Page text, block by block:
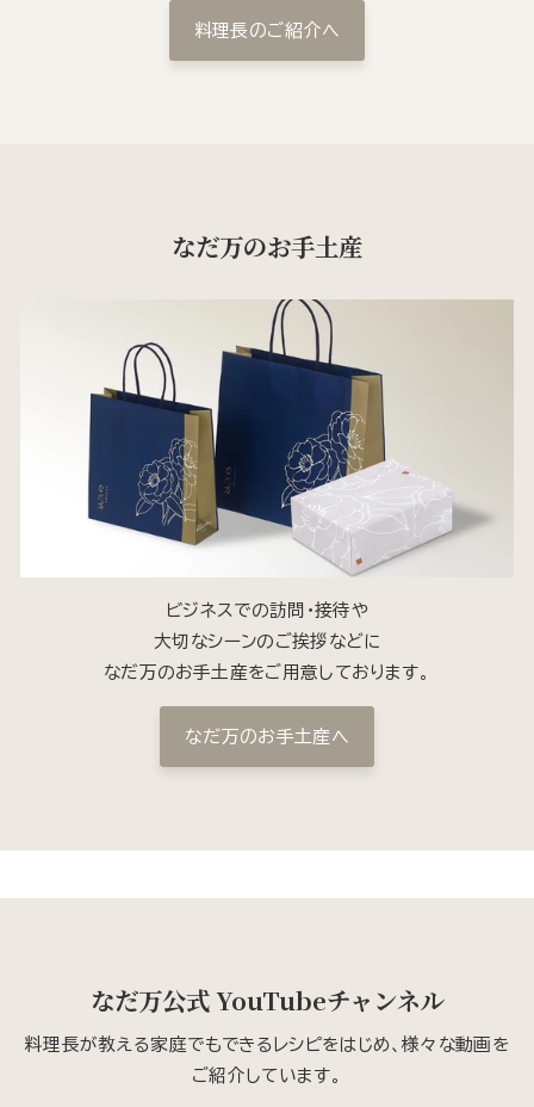
料理長のご紹介へ
なだ万のお手土産
ビジネスでの訪問・接待や
大切なシーンのご挨拶などに
なだ万のお手土産をご用意しております。
なだ万のお手土産へ
なだ万公式 YouTubeチャンネル
料理長が教える家庭でもできるレシピをはじめ、様々な動画を
ご紹介しています。